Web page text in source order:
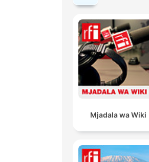
Mjadala wa Wiki